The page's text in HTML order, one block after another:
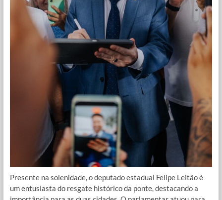
Presente na solenidade, o deputado estadual Felipe Leitão é
um entusiasta do resgate histórico da ponte, destacando a